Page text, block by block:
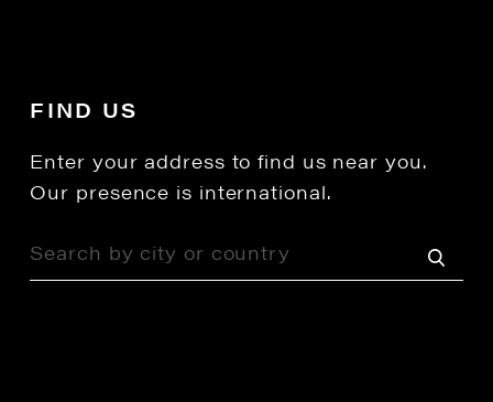
FIND US
Enter your address to find us near you.
Our presence is international.